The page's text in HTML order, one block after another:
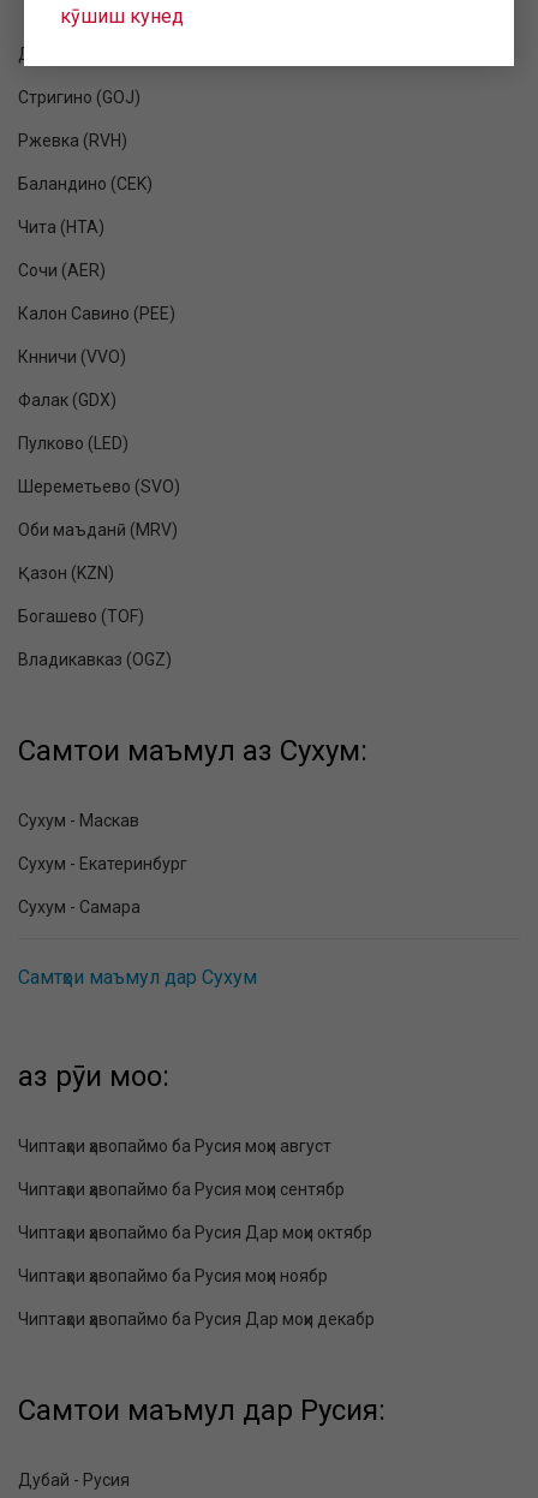
Дар даҳшат (GRV)
Стригино (GOJ)
Ржевка (RVH)
Баландино (CEK)
Чита (HTA)
Сочи (AER)
Калон Савино (PEE)
Кнничи (VVO)
Фалак (GDX)
Пулково (LED)
Шереметьево (SVO)
Оби маъданӣ (MRV)
Қазон (KZN)
Богашево (TOF)
Владикавказ (OGZ)
Самтҳои маъмул аз Сухум:
Сухум - Маскав
Сухум - Екатеринбург
Сухум - Самара
Самтҳои маъмул дар Сухум
аз рӯи моҳҳо:
Чиптаҳои ҳавопаймо ба Русия моҳи август
Чиптаҳои ҳавопаймо ба Русия моҳи сентябр
Чиптаҳои ҳавопаймо ба Русия Дар моҳи октябр
Чиптаҳои ҳавопаймо ба Русия моҳи ноябр
Чиптаҳои ҳавопаймо ба Русия Дар моҳи декабр
Самтҳои маъмул дар Русия:
Дубай - Русия
кӯшиш кунед